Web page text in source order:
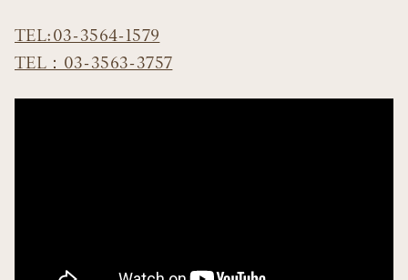
TEL:03-3564-1579
TEL：03-3563-3757